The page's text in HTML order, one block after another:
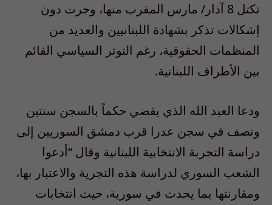
تكتل 8 آذار/ مارس المقرب منها، وجرت دون
إشكالات تذكر بشهادة اللبنانيين والعديد من
المنظمات الحقوقية، رغم التوتر السياسي القائم
بين الأطراف اللبنانية.
ودعا العبد الله الذي يقضي حكماً بالسجن سنتين
ونصف في سجن عدرا قرب دمشق السوريين إلى
دراسة التجربة الانتخابية اللبنانية وقال “أدعوا
الشعب السوري لدراسة هذه التجرية والاعتبار بها،
ومقارنتها بما يحدث في سورية، حيث انتخابات